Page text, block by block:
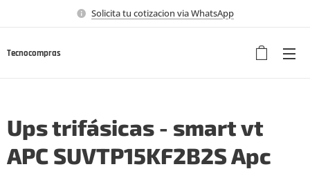
Solicita tu cotizacion via WhatsApp
Tecnocompras
Ups trifásicas - smart vt
APC SUVTP15KF2B2S Apc